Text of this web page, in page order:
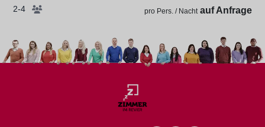
2-4 pro Pers. / Nacht auf Anfrage